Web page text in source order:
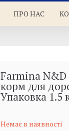
ПРО НАС
Farmina N&D
корм для
Упаковка 1.5
Немає в наявності